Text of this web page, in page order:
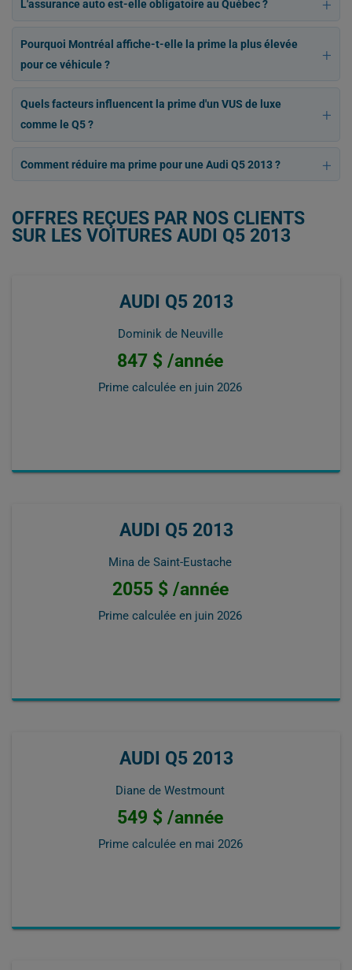
L'assurance auto est-elle obligatoire au Québec ?
Pourquoi Montréal affiche-t-elle la prime la plus élevée
pour ce véhicule ?
Quels facteurs influencent la prime d'un VUS de luxe
comme le Q5 ?
Comment réduire ma prime pour une Audi Q5 2013 ?
OFFRES REÇUES PAR NOS CLIENTS
SUR LES VOITURES AUDI Q5 2013
AUDI Q5 2013
Dominik de Neuville
847 $ /année
Prime calculée en juin 2026
AUDI Q5 2013
Mina de Saint-Eustache
2055 $ /année
Prime calculée en juin 2026
AUDI Q5 2013
Diane de Westmount
549 $ /année
Prime calculée en mai 2026